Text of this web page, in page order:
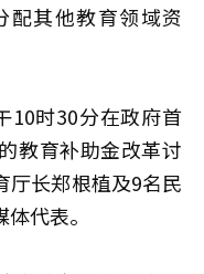
其他教育领域资
10时30分在政府首
教育补助金改革讨
长郑根植及9名民
代表。